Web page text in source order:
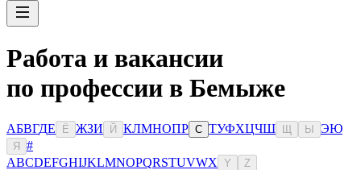
Работа и вакансии
по профессии в Бемыже
АБВГДЕ Ё ЖЗИ Й КЛМНОПР С ТУФХЦЧШ Ы ЭЮ
Я
#
ABCDEFGHIJKLMNOPQRSTUVWX Y Z